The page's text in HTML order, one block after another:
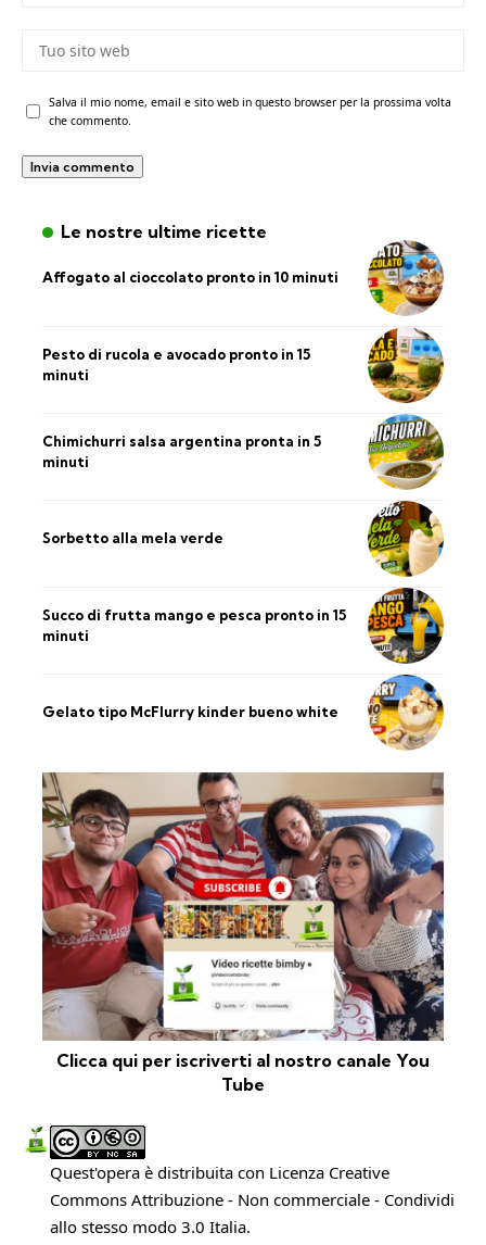
Salva il mio nome, email e sito web in questo browser per la prossima volta
che commento.
Le nostre ultime ricette
Affogato al cioccolato pronto in 10 minuti
Pesto di rucola e avocado pronto in 15
minuti
Chimichurri salsa argentina pronta in 5
minuti
Sorbetto alla mela verde
Succo di frutta mango e pesca pronto in 15
minuti
Gelato tipo McFlurry kinder bueno white
Clicca qui per iscriverti al nostro canale You
Tube
Quest'opera è distribuita con Licenza Creative
Commons Attribuzione - Non commerciale - Condividi
allo stesso modo 3.0 Italia.